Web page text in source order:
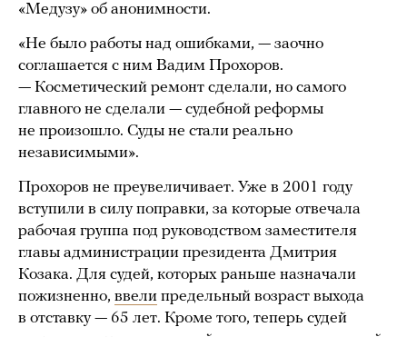
«Медузу» об анонимности.
«Не было работы над ошибками, — заочно
соглашается с ним Вадим Прохоров.
— Косметический ремонт сделали, но самого
главного не сделали — судебной реформы
не произошло. Суды не стали реально
независимыми».
Прохоров не преувеличивает. Уже в 2001 году
вступили в силу поправки, за которые отвечала
рабочая группа под руководством заместителя
главы администрации президента Дмитрия
Козака. Для судей, которых раньше назначали
пожизненно, ввели предельный возраст выхода
в отставку — 65 лет. Кроме того, теперь судей